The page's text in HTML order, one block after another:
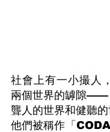
社會上有一小撮人
兩個世界的罅隙——
聾人的世界和健聽的
他們被稱作「